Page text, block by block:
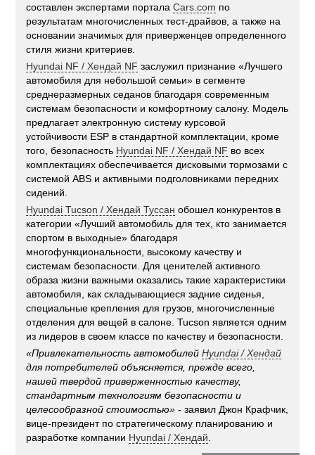
составлен экспертами порталаCars.com по
результатам многочисленных тест-драйвов, а также на
основании значимых для приверженцев определенного
стиля жизни критериев.
Hyundai NF / Хендай NF заслужил признание «Лучшего
автомобиля для небольшой семьи» в сегменте
среднеразмерных седанов благодаря современным
системам безопасности и комфортному салону. Модель
предлагает электронную систему курсовой
устойчивости ESP в стандартной комплектации, кроме
того, безопасность Hyundai NF / Хендай NF во всех
комплектациях обеспечивается дисковыми тормозами с
системой ABS и активными подголовниками передних
сидений.
Hyundai Tucson / Хендай Туссан обошел конкурентов в
категории «Лучший автомобиль для тех, кто занимается
спортом в выходные» благодаря
многофункциональности, высокому качеству и
системам безопасности. Для ценителей активного
образа жизни важными оказались такие характеристики
автомобиля, как складывающиеся задние сиденья,
специальные крепления для грузов, многочисленные
отделения для вещей в салоне. Tucson является одним
из лидеров в своем классе по качеству и безопасности.
«Привлекательность автомобилейHyundai/ Хендай
для потребителей объясняется, прежде всего,
нашей твердой приверженностью качеству,
стандартным технологиям безопасности и
целесообразной стоимостью» - заявил Джон Крафчик,
вице-президент по стратегическому планированию и
разработке компании Hyundai / Хендай